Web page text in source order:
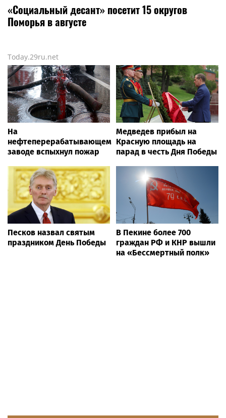
«Социальный десант» посетит 15 округов
Поморья в августе
Today.29ru.net
На
нефтеперерабатывающем
заводе вспыхнул пожар
Медведев прибыл на
Красную площадь на
парад в честь Дня Победы
Песков назвал святым
праздником День Победы
В Пекине более 700
граждан РФ и КНР вышли
на «Бессмертный полк»